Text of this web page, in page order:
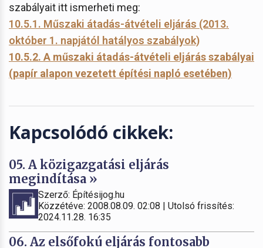
szabályait itt ismerheti meg:
10.5.1. Műszaki átadás-átvételi eljárás (2013.
október 1. napjától hatályos szabályok)
10.5.2. A műszaki átadás-átvételi eljárás szabályai
(papír alapon vezetett építési napló esetében)
Kapcsolódó cikkek:
05. A közigazgatási eljárás
megindítása »
Szerző: Építésijog.hu
Közzétéve: 2008.08.09. 02:08 | Utolsó frissítés:
2024.11.28. 16:35
06. Az elsőfokú eljárás fontosabb